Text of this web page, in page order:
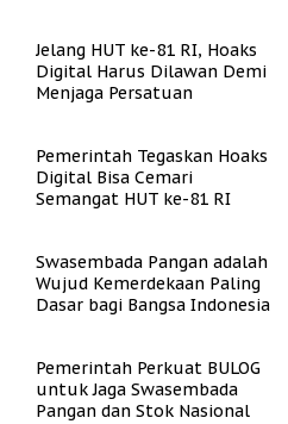
Jelang HUT ke-81 RI, Hoaks
Digital Harus Dilawan Demi
Menjaga Persatuan
Pemerintah Tegaskan Hoaks
Digital Bisa Cemari
Semangat HUT ke-81 RI
Swasembada Pangan adalah
Wujud Kemerdekaan Paling
Dasar bagi Bangsa Indonesia
Pemerintah Perkuat BULOG
untuk Jaga Swasembada
Pangan dan Stok Nasional